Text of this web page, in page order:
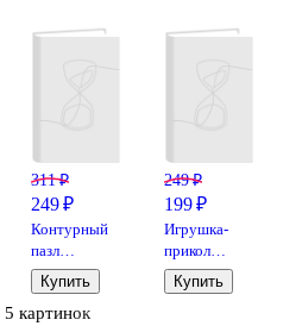
картинок
311 ₽
249 ₽
Контурный
пазл
«Простоквашино»
30
элементов,
Купить
249 ₽
199 ₽
Игрушка-
прикол
«Весёлый
Ныряльщик»
Купить